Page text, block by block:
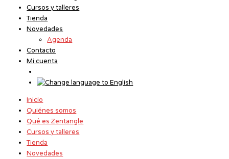
contenido
Cursos y talleres
Tienda
Novedades
Agenda
Contacto
Mi cuenta
Inicio
Quiénes somos
Qué es Zentangle
Cursos y talleres
Tienda
Novedades